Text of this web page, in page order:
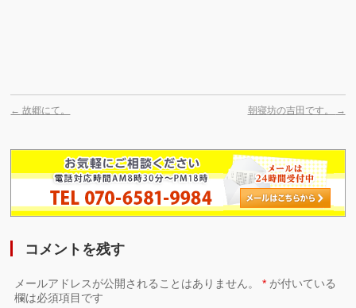
← 故郷にて。 朝寝坊の吉田です。 →
コメントを残す
メールアドレスが公開されることはありません。 * が付いている
欄は必須項目です